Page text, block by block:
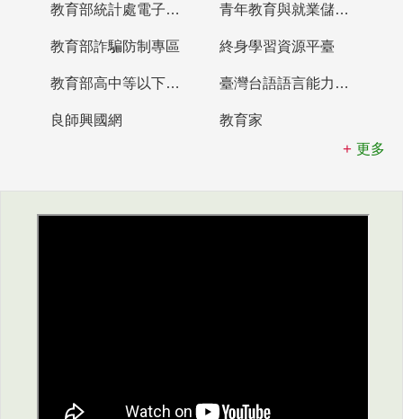
教育部統計處電子書櫃 青年教育與就業儲蓄帳戶
教育部詐騙防制專區 終身學習資源平臺
教育部高中等以下學校及幼兒園教師資格檢定考試 臺灣台語語言能力認證網站
良師興國網
教育家
更多